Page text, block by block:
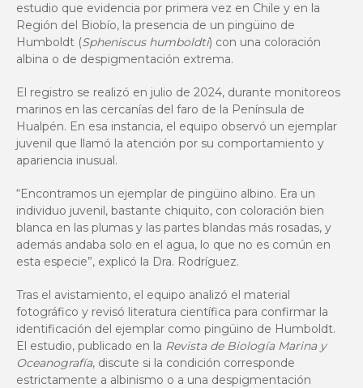
estudio que evidencia por primera vez en Chile y en la
Región del Biobío, la presencia de un pingüino de
Humboldt (Spheniscus humboldti) con una coloración
albina o de despigmentación extrema.
El registro se realizó en julio de 2024, durante monitoreos
marinos en las cercanías del faro de la Península de
Hualpén. En esa instancia, el equipo observó un ejemplar
juvenil que llamó la atención por su comportamiento y
apariencia inusual.
“Encontramos un ejemplar de pingüino albino. Era un
individuo juvenil, bastante chiquito, con coloración bien
blanca en las plumas y las partes blandas más rosadas, y
además andaba solo en el agua, lo que no es común en
esta especie”, explicó la Dra. Rodríguez.
Tras el avistamiento, el equipo analizó el material
fotográfico y revisó literatura científica para confirmar la
identificación del ejemplar como pingüino de Humboldt.
El estudio, publicado en la Revista de Biología Marina y
Oceanografía, discute si la condición corresponde
estrictamente a albinismo o a una despigmentación